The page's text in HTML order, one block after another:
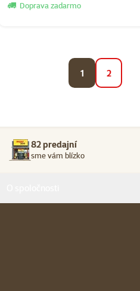
Doprava zadarmo
1 2
82 predajní
sme vám blízko